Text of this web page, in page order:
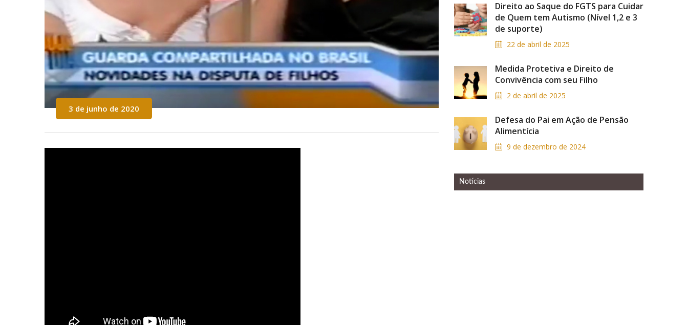
3 de junho de 2020
Direito ao Saque do FGTS para Cuidar
de Quem tem Autismo (Nível 1,2 e 3
de suporte)
22 de abril de 2025
Medida Protetiva e Direito de
Convivência com seu Filho
2 de abril de 2025
Defesa do Pai em Ação de Pensão
Alimentícia
9 de dezembro de 2024
Notícias